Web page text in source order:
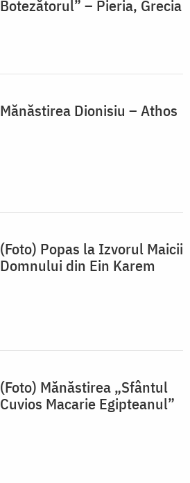
Botezătorul” – Pieria, Grecia
Mănăstirea Dionisiu – Athos
(Foto) Popas la Izvorul Maicii
Domnului din Ein Karem
(Foto) Mănăstirea „Sfântul
Cuvios Macarie Egipteanul”